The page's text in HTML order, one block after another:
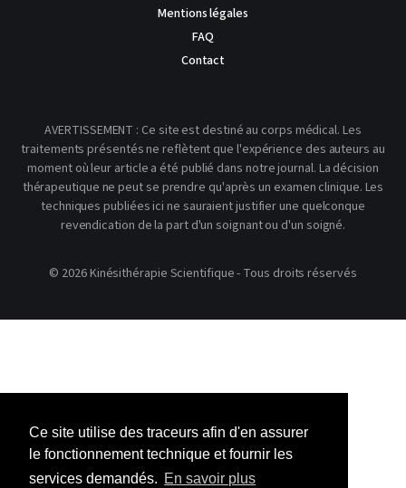
Ce site utilise des traceurs afin d'en assurer
le fonctionnement technique et fournir les
services demandés. En savoir plus
Mentions légales
FAQ
Contact
AVERTISSEMENT : Ce site est destiné au corps médical. Les
traitements présentés ne reflètent que l'expérience des auteurs au
moment où leur article a été publié dans notre journal. La décision
thérapeutique ne peut se prendre qu'après un examen clinique. Les
techniques publiées ici ne sauraient justifier une quelconque
revendication de la part d'un soignant ou d'un soigné.
© 2026 Kinésithérapie Scientifique - Tous droits réservés